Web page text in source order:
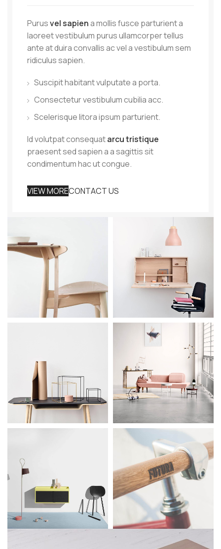
Purusvel sapiena mollis fusce parturient a
laoreet vestibulum purus ullamcorper tellus
ante at duira convallis ac vel a vestibulum sem
ridiculus sapien.
Suscipit habitant vulputate a porta.
Consectetur vestibulum cubilia acc.
Scelerisque litora ipsum parturient.
Id volutpat consequatarcu tristique
praesent sed sapien a a sagittis sit
condimentum hac ut congue.
VIEW MORECONTACT US